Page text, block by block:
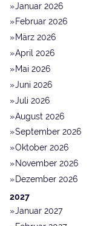
Januar 2026
Februar 2026
März 2026
April 2026
Mai 2026
Juni 2026
Juli 2026
August 2026
September 2026
Oktober 2026
November 2026
Dezember 2026
2027
Januar 2027